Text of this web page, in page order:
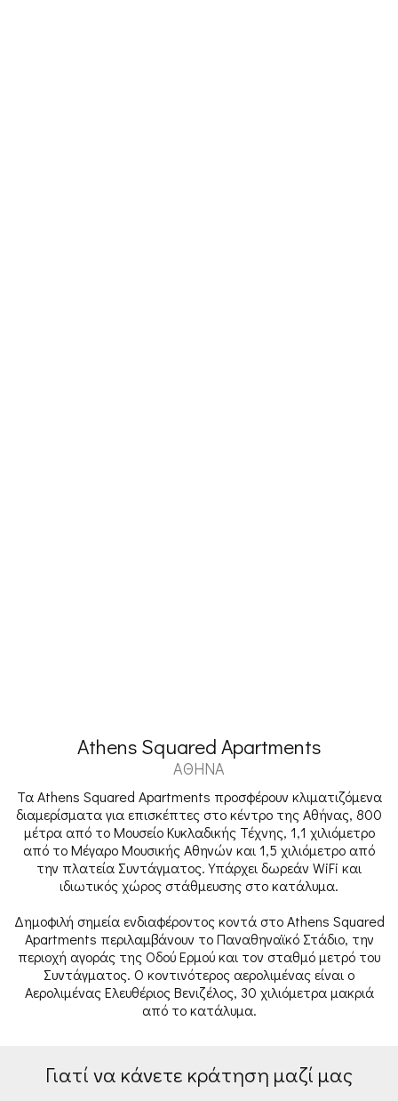
Athens Squared Apartments
ΑΘΉΝΑ
Τα Athens Squared Apartments προσφέρουν κλιματιζόμενα
διαμερίσματα για επισκέπτες στο κέντρο της Αθήνας, 800
μέτρα από το Μουσείο Κυκλαδικής Τέχνης, 1,1 χιλιόμετρο
από το Μέγαρο Μουσικής Αθηνών και 1,5 χιλιόμετρο από
την πλατεία Συντάγματος. Υπάρχει δωρεάν WiFi και
ιδιωτικός χώρος στάθμευσης στο κατάλυμα.
Δημοφιλή σημεία ενδιαφέροντος κοντά στο Athens Squared
Apartments περιλαμβάνουν το Παναθηναϊκό Στάδιο, την
περιοχή αγοράς της Οδού Ερμού και τον σταθμό μετρό του
Συντάγματος. Ο κοντινότερος αερολιμένας είναι ο
Αερολιμένας Ελευθέριος Βενιζέλος, 30 χιλιόμετρα μακριά
από το κατάλυμα.
Γιατί να κάνετε κράτηση μαζί μας